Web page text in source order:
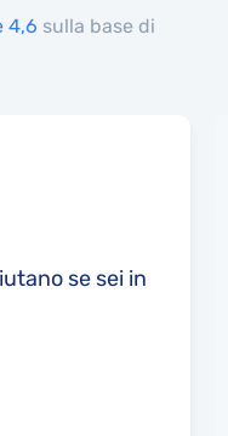
4,6 sulla base di
se sei in